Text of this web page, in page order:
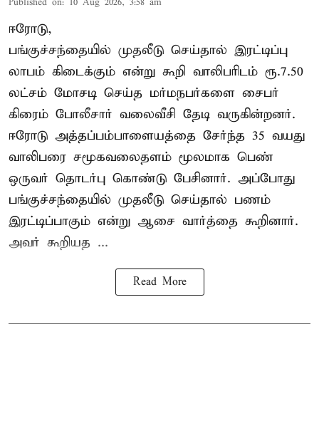
Published on: 10 Aug 2026, 3:58 am
ஈரோடு,
பங்குச்சந்தையில் முதலீடு செய்தால் இரட்டிப்பு
லாபம் கிடைக்கும் என்று கூறி வாலிபரிடம் ரூ.7.50
லட்சம் மோசடி செய்த மர்மநபர்களை சைபர்
கிரைம் போலீசார் வலைவீசி தேடி வருகின்றனர்.
ஈரோடு அத்தப்பம்பாளையத்தை சேர்ந்த 35 வயது
வாலிபரை சமூகவலைதளம் மூலமாக பெண்
ஒருவர் தொடர்பு கொண்டு பேசினார். அப்போது
பங்குச்சந்தையில் முதலீடு செய்தால் பணம்
இரட்டிப்பாகும் என்று ஆசை வார்த்தை கூறினார்.
அவர் கூறியத ...
Read More